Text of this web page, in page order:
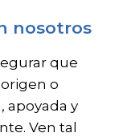
nosotros
que
o
apoyada y
Ven tal